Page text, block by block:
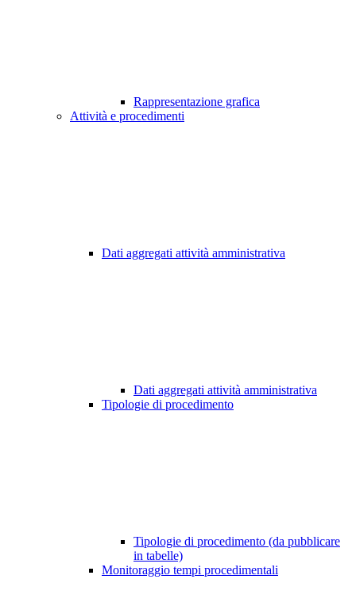
Rappresentazione grafica
Attività e procedimenti
Dati aggregati attività amministrativa
Dati aggregati attività amministrativa
Tipologie di procedimento
Tipologie di procedimento (da pubblicare
in tabelle)
Monitoraggio tempi procedimentali